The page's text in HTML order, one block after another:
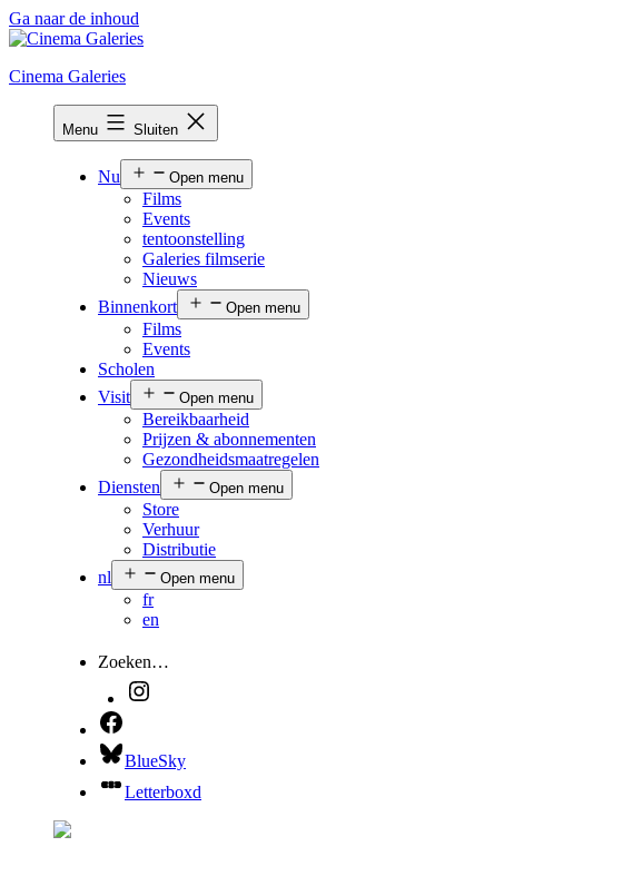
Ga naar de inhoud
Cinema Galeries
Menu Sluiten
Nu Open menu
Films
Events
tentoonstelling
Galeries filmserie
Nieuws
Binnenkort
Open menu
Films
Events
Scholen
Visit
Open menu
Bereikbaarheid
Prijzen & abonnementen
Gezondheidsmaatregelen
Diensten
Open menu
Store
Verhuur
Distributie
nl
Open menu
fr
en
Zoeken…
BlueSky
Letterboxd